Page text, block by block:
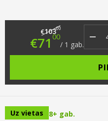
pārliecinošu stabilitāti un
satiksmē, gan uz šosejas.
€10300
€71 00
/ 1 gab.
Uz vietas 8+ gab.